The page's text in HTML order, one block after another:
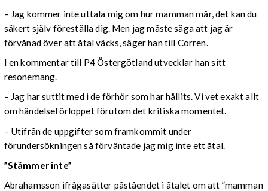
– Jag kommer inte uttala mig om hur mamman mår, det kan du
säkert själv föreställa dig. Men jag måste säga att jag är
förvånad över att åtal väcks, säger han till Corren.
I en kommentar till P4 Östergötland utvecklar han sitt
resonemang.
– Jag har suttit med i de förhör som har hållits. Vi vet exakt allt
om händelseförloppet förutom det kritiska momentet.
– Utifrån de uppgifter som framkommit under
förundersökningen så förväntade jag mig inte ett åtal.
”Stämmer inte”
Abrahamsson ifrågasätter påståendet i åtalet om att ”mamman